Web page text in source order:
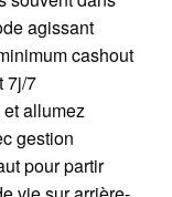
agissant
cashout
7j/7
allumez
gestion
pour partir